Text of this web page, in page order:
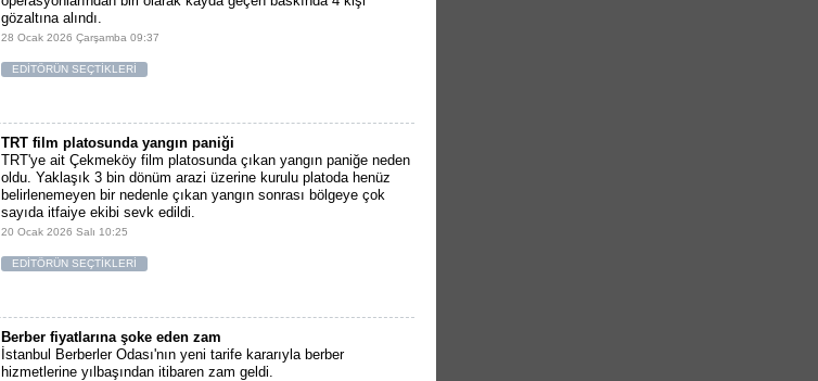
gözaltına alındı.
28 Ocak 2026 Çarşamba 09:37
EDİTÖRÜN SEÇTİKLERİ
TRT film platosunda yangın paniği
TRT'ye ait Çekmeköy film platosunda çıkan yangın paniğe neden
oldu. Yaklaşık 3 bin dönüm arazi üzerine kurulu platoda henüz
belirlenemeyen bir nedenle çıkan yangın sonrası bölgeye çok
sayıda itfaiye ekibi sevk edildi.
20 Ocak 2026 Salı 10:25
EDİTÖRÜN SEÇTİKLERİ
Berber fiyatlarına şoke eden zam
İstanbul Berberler Odası'nın yeni tarife kararıyla berber
hizmetlerine yılbaşından itibaren zam geldi.